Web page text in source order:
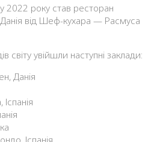
2022 року став ресторан
від Шеф-кухара — Расмуса
світу увійшли наступні заклади:
Данія